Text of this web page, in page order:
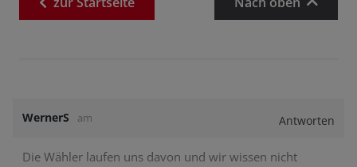
WernerS am Antworten
Die Wähler laufen uns davon und wir wissen nicht